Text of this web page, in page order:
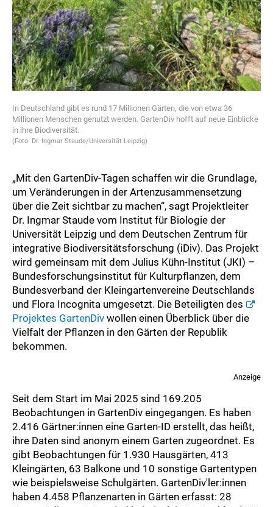
In Deutschland gibt es rund 17 Millionen Gärten, die von etwa 36
Millionen Menschen genutzt werden. GartenDiv hofft auf neue Einblicke
in ihre Biodiversität.
(Foto: Dr. Ingmar Staude/Universität Leipzig)
„Mit den GartenDiv-Tagen schaffen wir die Grundlage,
um Veränderungen in der Artenzusammensetzung
über die Zeit sichtbar zu machen“, sagt Projektleiter
Dr. Ingmar Staude vom Institut für Biologie der
Universität Leipzig und dem Deutschen Zentrum für
integrative Biodiversitätsforschung (iDiv). Das Projekt
wird gemeinsam mit dem Julius Kühn-Institut (JKI) –
Bundesforschungsinstitut für Kulturpflanzen, dem
Bundesverband der Kleingartenvereine Deutschlands
und Flora Incognita umgesetzt. Die Beteiligten des
Projektes GartenDiv wollen einen Überblick über die
Vielfalt der Pflanzen in den Gärten der Republik
bekommen.
Anzeige
Seit dem Start im Mai 2025 sind 169.205
Beobachtungen in GartenDiv eingegangen. Es haben
2.416 Gärtner:innen eine Garten-ID erstellt, das heißt,
ihre Daten sind anonym einem Garten zugeordnet. Es
gibt Beobachtungen für 1.930 Hausgärten, 413
Kleingärten, 63 Balkone und 10 sonstige Gartentypen
wie beispielsweise Schulgärten. GartenDiv'ler:innen
haben 4.458 Pflanzenarten in Gärten erfasst: 28